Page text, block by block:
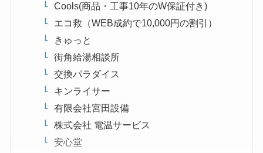
Cools(商品・工事10年のW保証付き)
エコ救（WEB成約で10,000円の割引）
きゅっと
街角給湯相談所
交換パラダイス
キンライサー
有限会社宮田設備
株式会社 電温サービス
安心堂